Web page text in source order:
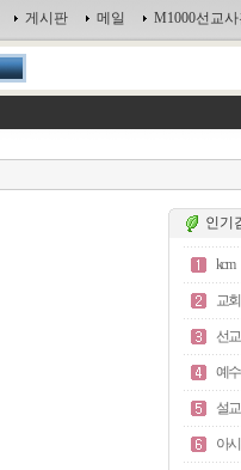
게시판 메일 M1000선교사
인기
kcm
교회
선교
예수
설교
아